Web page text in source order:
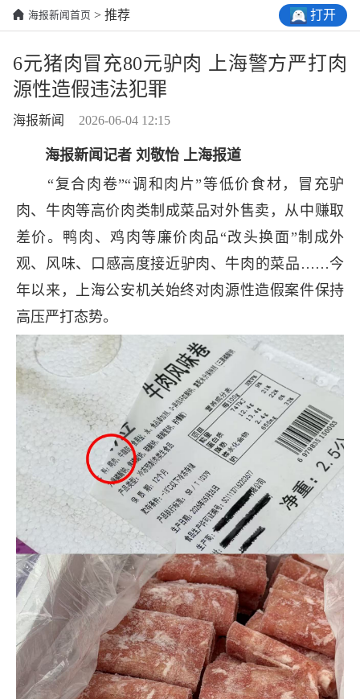
海报新闻首页 > 推荐 打开
6元猪肉冒充80元驴肉 上海警方严打肉
源性造假违法犯罪
海报新闻 2026-06-04 12:15
海报新闻记者 刘敬怡 上海报道
“复合肉卷”“调和肉片”等低价食材，冒充驴
肉、牛肉等高价肉类制成菜品对外售卖，从中赚取
差价。鸭肉、鸡肉等廉价肉品“改头换面”制成外
观、风味、口感高度接近驴肉、牛肉的菜品……今
年以来，上海公安机关始终对肉源性造假案件保持
高压严打态势。